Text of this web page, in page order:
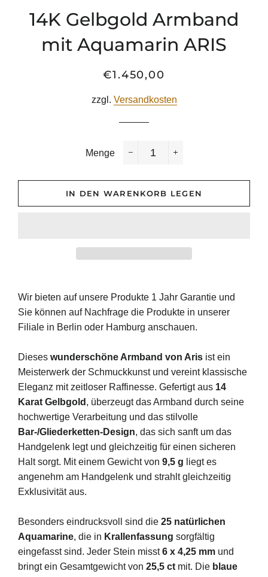
14K Gelbgold Armband
mit Aquamarin ARIS
Normaler
Sonderpreis
€1.450,00
zzgl. Versandkosten
Menge
IN DEN WARENKORB LEGEN
Wir bieten auf unsere Produkte 1 Jahr Garantie und
Sie können auf Nachfrage die Produkte in unserer
Filiale in Berlin oder Hamburg anschauen.
Dieses wunderschöne Armband von Aris ist ein
Meisterwerk der Schmuckkunst und vereint klassische
Eleganz mit zeitloser Raffinesse. Gefertigt aus 14
Karat Gelbgold , überzeugt das Armband durch seine
hochwertige Verarbeitung und das stilvolle
Bar-/Gliederketten-Design, das sich sanft um das
Handgelenk legt und gleichzeitig für einen sicheren
Halt sorgt. Mit einem Gewicht von 9,5 g liegt es
angenehm am Handgelenk und strahlt gleichzeitig
Exklusivität aus.
Besonders eindrucksvoll sind die 25 natürlichen
Aquamarine, die in Krallenfassung sorgfältig
eingefasst sind. Jeder Stein misst6 x 4,25 mm und
bringt ein Gesamtgewicht von 25,5 ct mit. Die blaue